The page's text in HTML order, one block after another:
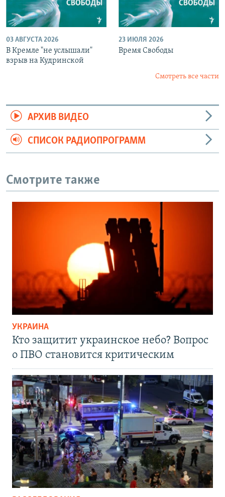
03 АВГУСТА 2026
В Кремле "не услышали"
взрыв на Кудринской
23 ИЮЛЯ 2026
Время Свободы
Смотреть все части
АРХИВ ВИДЕО
СПИСОК РАДИОПРОГРАММ
Смотрите также
УКРАИНА
Кто защитит украинское небо? Вопрос
о ПВО становится критическим